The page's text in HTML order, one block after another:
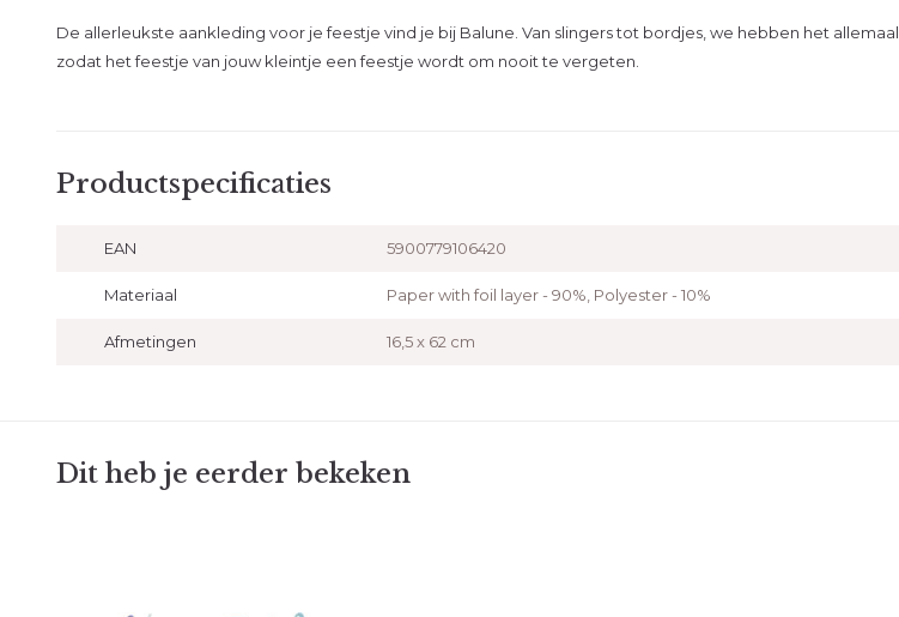
De allerleukste aankleding voor je feestje vind je bij Balune. Van slingers tot bordjes, we hebben het allemaal
zodat het feestje van jouw kleintje een feestje wordt om nooit te vergeten.
Productspecificaties
EAN 5900779106420
Materiaal Paper with foil layer - 90%, Polyester - 10%
Afmetingen 16,5 x 62 cm
Dit heb je eerder bekeken